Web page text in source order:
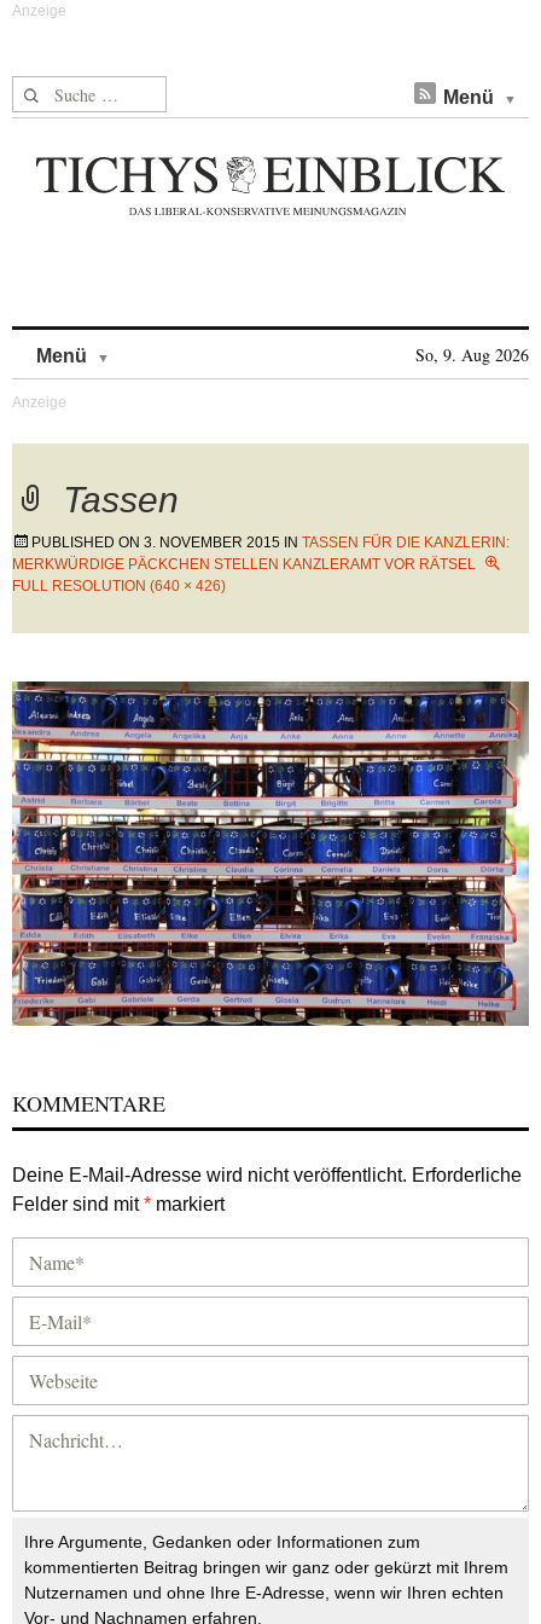
Suche nach: Menü
Menü So, 9. Aug 2026
Tassen
PUBLISHED ON 3. NOVEMBER 2015 IN TASSEN FÜR DIE KANZLERIN:
MERKWÜRDIGE PÄCKCHEN STELLEN KANZLERAMT VOR RÄTSEL
FULL RESOLUTION (640 × 426)
KOMMENTARE
Deine E-Mail-Adresse wird nicht veröffentlicht. Erforderliche
Felder sind mit* markiert
Ihre Argumente, Gedanken oder Informationen zum
kommentierten Beitrag bringen wir ganz oder gekürzt mit Ihrem
Nutzernamen und ohne Ihre E-Adresse, wenn wir Ihren echten
Vor- und Nachnamen erfahren.